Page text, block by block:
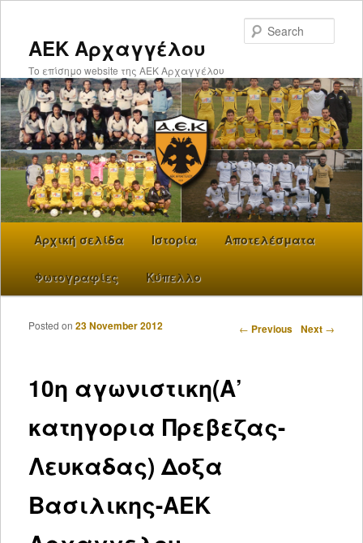
ΑΕΚ Αρχαγγέλου
Το επίσημο website της ΑΕΚ Αρχαγγέλου
Skip to primary content
Αρχική σελίδα Ιστορία Αποτελέσματα
Φωτογραφίες Κύπελλο
Post navigation
← Previous Next →
10η αγωνιστικη(Α’
κατηγορια Πρεβεζας-
Λευκαδας) Δοξα
Βασιλικης-ΑΕΚ
Posted on 23 November 2012